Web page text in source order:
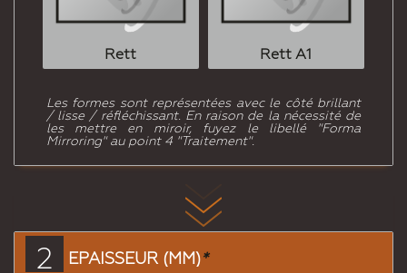
Rett Rett A1
Les formes sont représentées avec le côté brillant
/ lisse / réfléchissant. En raison de la nécessité de
les mettre en miroir, fuyez le libellé "Forma
Mirroring" au point 4 "Traitement".
2 EPAISSEUR (MM)*